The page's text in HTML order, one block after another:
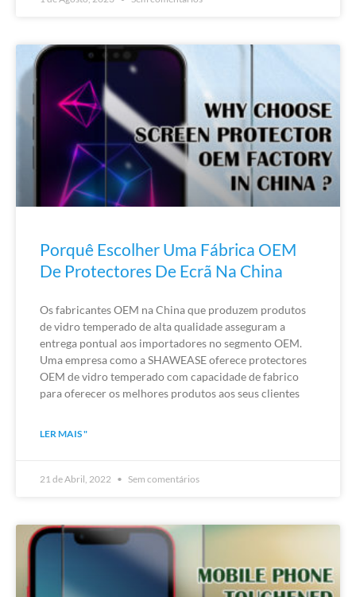
Porquê Escolher Uma Fábrica OEM
De Protectores De Ecrã Na China
Os fabricantes OEM na China que produzem produtos
de vidro temperado de alta qualidade asseguram a
entrega pontual aos importadores no segmento OEM.
Uma empresa como a SHAWEASE oferece protectores
OEM de vidro temperado com capacidade de fabrico
para oferecer os melhores produtos aos seus clientes
LER MAIS "
21 de Abril, 2022 Sem comentários